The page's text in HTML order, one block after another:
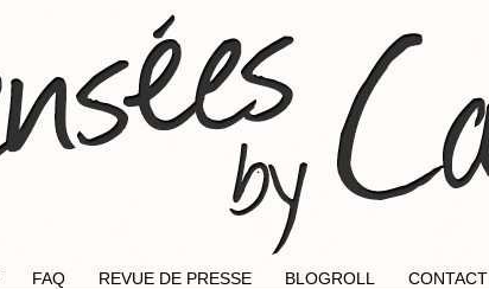
FAQ REVUE DE PRESSE BLOGROLL CONTACT